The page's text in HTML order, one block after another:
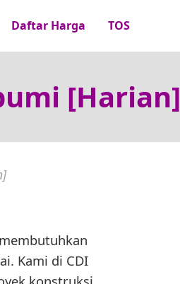
Daftar Harga TOS
[Harian]
Kami di CDI